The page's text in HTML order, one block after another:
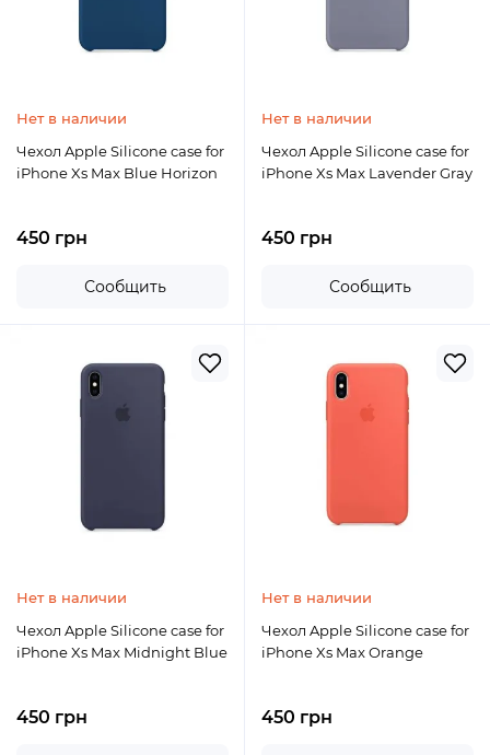
Нет в наличии
Чехол Apple Silicone case for
iPhone Xs Max Blue Horizon
450 грн
Сообщить
Нет в наличии
Чехол Apple Silicone case for
iPhone Xs Max Lavender Gray
450 грн
Сообщить
Нет в наличии
Чехол Apple Silicone case for
iPhone Xs Max Midnight Blue
450 грн
Нет в наличии
Чехол Apple Silicone case for
iPhone Xs Max Orange
450 грн